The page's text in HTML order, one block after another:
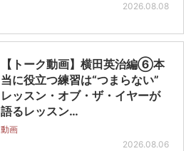
2026.08.08
【トーク動画】横田英治編⑥本
当に役立つ練習は“つまらない”
レッスン・オブ・ザ・イヤーが
語るレッスン…
動画
2026.08.06